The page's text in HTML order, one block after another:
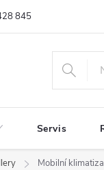
845
Servis
Mobilní